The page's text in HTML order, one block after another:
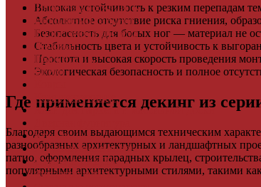
Высокая устойчивость к резким перепадам
Абсолютное отсутствие риска гниения,
Безопасность для босых ног — материал не
Стабильность цвета и устойчивость к
Простота и высокая скорость проведения
Экологическая безопасность и полное
Где применяется декинг из
Благодаря своим выдающимся техническим
разнообразных архитектурных и ландшафтных
патио, оформления парадных крылец,
популярными архитектурными стилями, такими
Террасная доска ДПК
Виниловый сайдинг
Водосточная система
Ламинат
Грядки ДПК
Двери
Комплектующие
Клей для паркета и массивной доски
Кровля
Регулируемые опоры
Ступени из ДПК
Фасадная плитка